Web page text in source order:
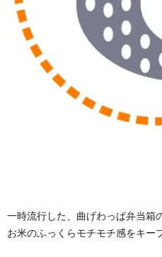
一時流行した、曲げわっぱ弁当箱
お米のふっくらモチモチ感をキー